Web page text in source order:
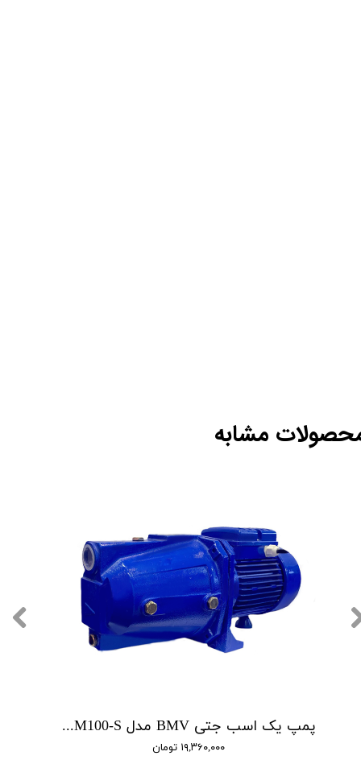
پمپ یک اسب جتی BMV مدل CAM100-S
۱۹,۳۶۰,۰۰۰ تومان
مشابه